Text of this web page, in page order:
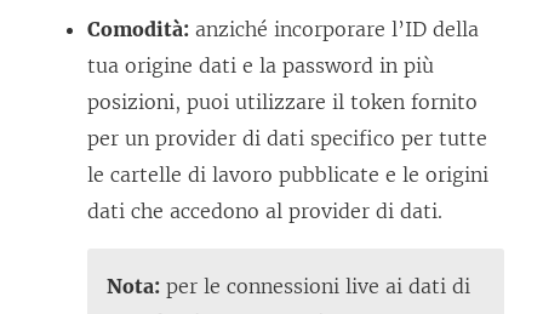
Comodità: anziché incorporare l’ID della
tua origine dati e la password in più
posizioni, puoi utilizzare il token fornito
per un provider di dati specifico per tutte
le cartelle di lavoro pubblicate e le origini
dati che accedono al provider di dati.
Nota: per le connessioni live ai dati di